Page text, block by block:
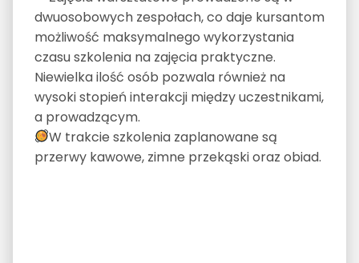
dwuosobowych zespołach, co daje kursantom
możliwość maksymalnego wykorzystania
czasu szkolenia na zajęcia praktyczne.
Niewielka ilość osób pozwala również na
wysoki stopień interakcji między uczestnikami,
a prowadzącym.
W trakcie szkolenia zaplanowane są
przerwy kawowe, zimne przekąski oraz obiad.